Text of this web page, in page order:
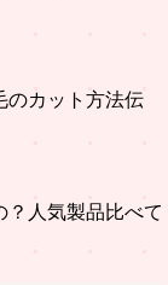
のカット方法伝
？人気製品比べて